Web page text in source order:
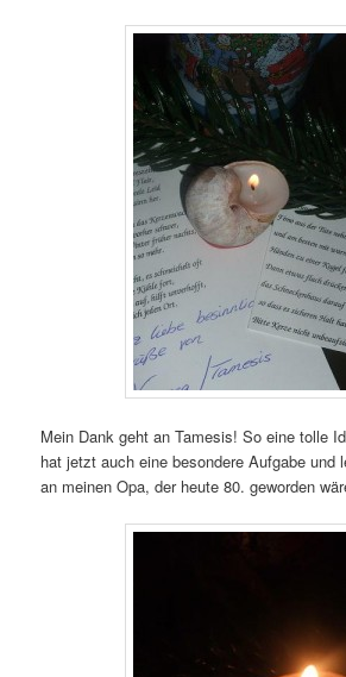
Mein Dank geht an Tamesis! So eine tolle
hat jetzt auch eine besondere Aufgabe und
an meinen Opa, der heute 80. geworden